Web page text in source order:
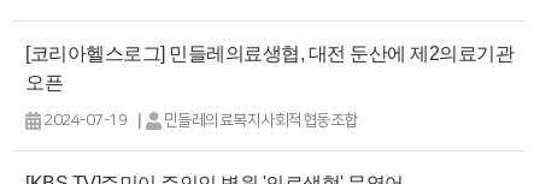
[코리아헬스로그] 민들레의료생협, 대전 둔산에 제2의료기관
오픈
2024-07-19 | 민들레의료복지사회적협동조합